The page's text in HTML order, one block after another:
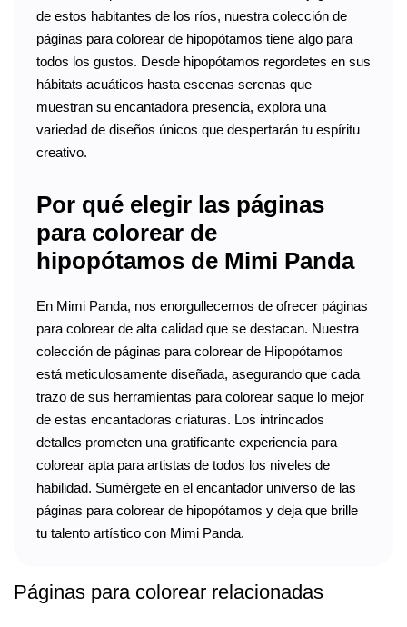
de estos habitantes de los ríos, nuestra colección de
páginas para colorear de hipopótamos tiene algo para
todos los gustos. Desde hipopótamos regordetes en sus
hábitats acuáticos hasta escenas serenas que
muestran su encantadora presencia, explora una
variedad de diseños únicos que despertarán tu espíritu
creativo.
Por qué elegir las páginas
para colorear de
hipopótamos de Mimi Panda
En Mimi Panda, nos enorgullecemos de ofrecer páginas
para colorear de alta calidad que se destacan. Nuestra
colección de páginas para colorear de Hipopótamos
está meticulosamente diseñada, asegurando que cada
trazo de sus herramientas para colorear saque lo mejor
de estas encantadoras criaturas. Los intrincados
detalles prometen una gratificante experiencia para
colorear apta para artistas de todos los niveles de
habilidad. Sumérgete en el encantador universo de las
páginas para colorear de hipopótamos y deja que brille
tu talento artístico con Mimi Panda.
Páginas para colorear relacionadas